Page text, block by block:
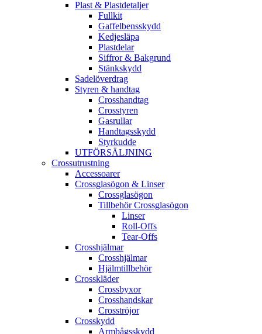
Plast & Plastdetaljer
Fullkit
Gaffelbensskydd
Kedjesläpa
Plastdelar
Siffror & Bakgrund
Stänkskydd
Sadelöverdrag
Styren & handtag
Crosshandtag
Crosstyren
Gasrullar
Handtagsskydd
Styrkudde
UTFÖRSÄLJNING
Crossutrustning
Accessoarer
Crossglasögon & Linser
Crossglasögon
Tillbehör Crossglasögon
Linser
Roll-Offs
Tear-Offs
Crosshjälmar
Crosshjälmar
Hjälmtillbehör
Crosskläder
Crossbyxor
Crosshandskar
Crosströjor
Crosskydd
Armbågsskydd